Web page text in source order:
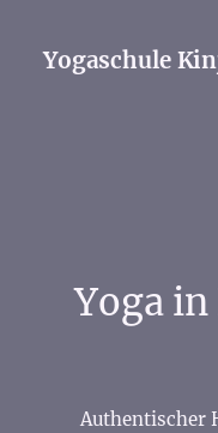
Yogaschule
Yoga in
Authentischer